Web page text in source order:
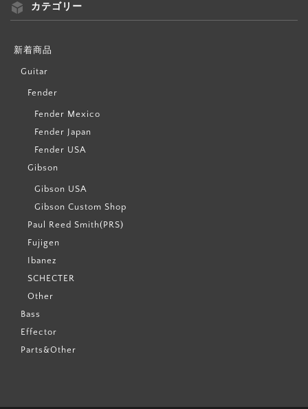
カテゴリー
新着商品
Guitar
Fender
Fender Mexico
Fender Japan
Fender USA
Gibson
Gibson USA
Gibson Custom Shop
Paul Reed Smith(PRS)
Fujigen
Ibanez
SCHECTER
Other
Bass
Effector
Parts&Other